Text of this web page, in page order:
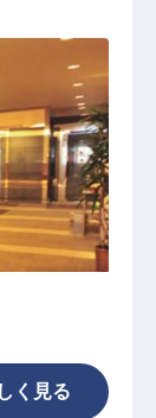
ニューマ
く見る